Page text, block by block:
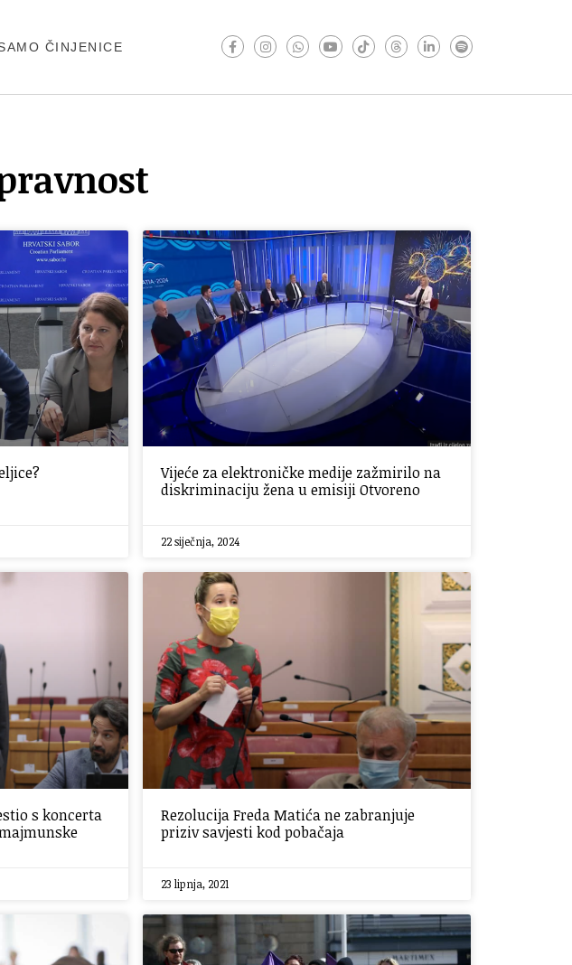
ČINJENICE
Vijeće za elektroničke medije zažmirilo na
diskriminaciju žena u emisiji Otvoreno
22 siječnja, 2024
s koncerta
Rezolucija Freda Matića ne zabranjuje
priziv savjesti kod pobačaja
23 lipnja, 2021